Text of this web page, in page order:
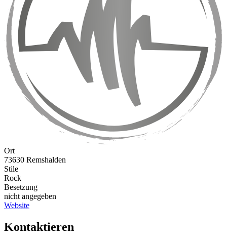
Ort
73630 Remshalden
Stile
Rock
Besetzung
nicht angegeben
Website
Kontaktieren